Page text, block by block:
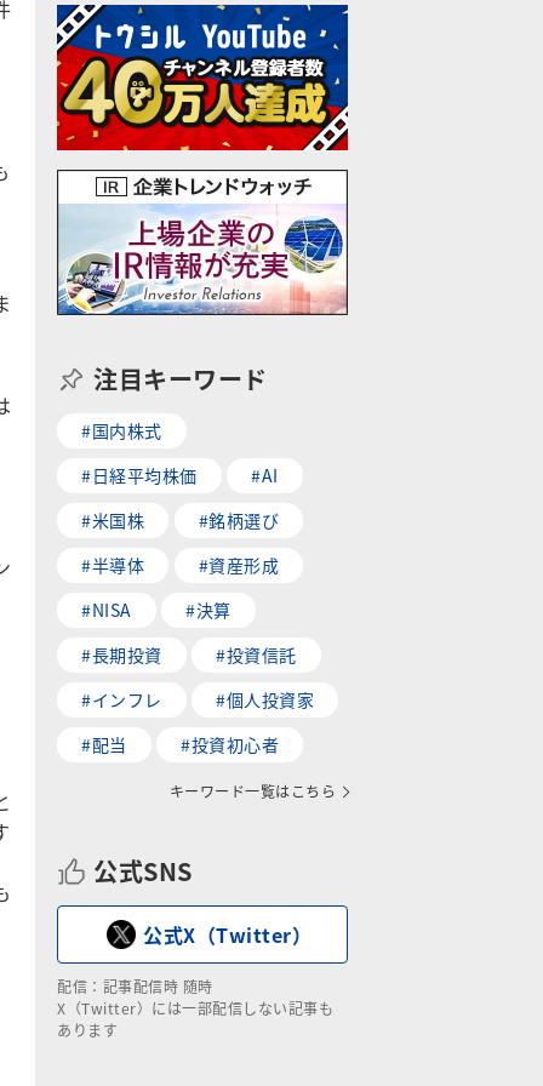
注目キーワード
#国内株式
#日経平均株価
#AI
#米国株
#銘柄選び
#半導体
#資産形成
#NISA
#決算
#長期投資
#投資信託
#インフレ
#個人投資家
#配当
#投資初心者
キーワード一覧はこちら
公式SNS
公式X（Twitter）
配信：記事配信時 随時
X（Twitter）には一部配信しない記事も
あります